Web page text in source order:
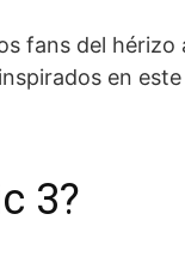
fans del hérizo
en
3?